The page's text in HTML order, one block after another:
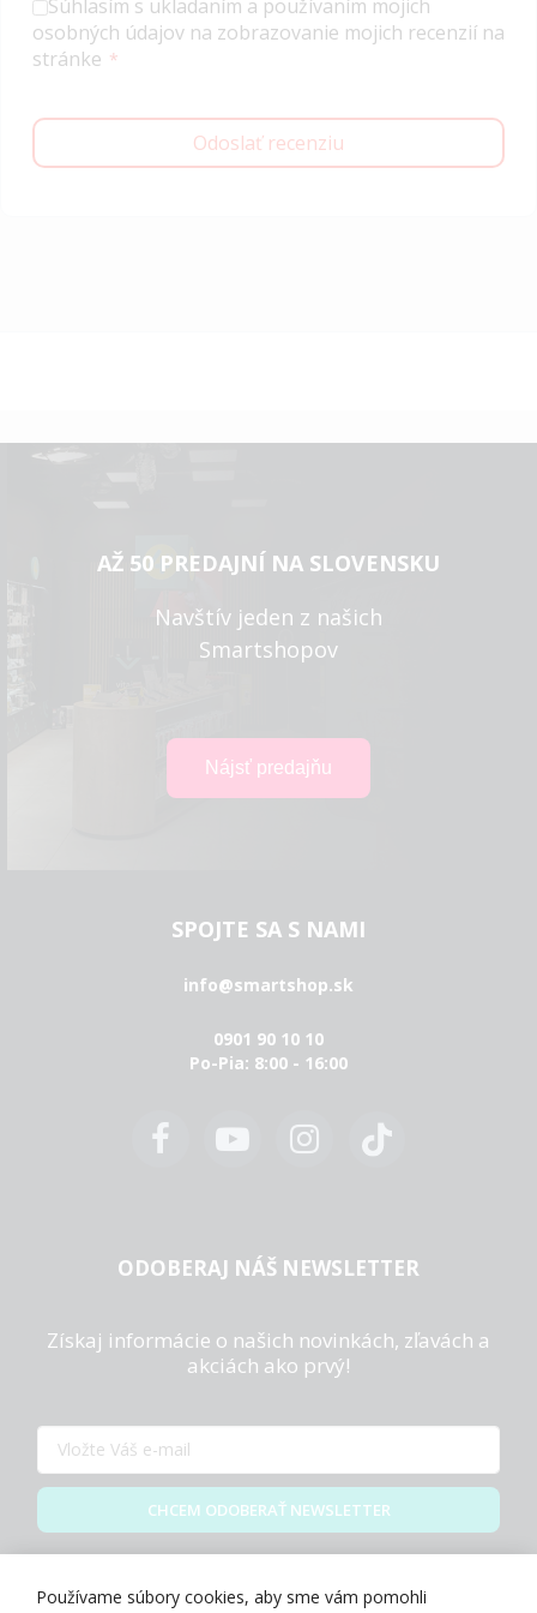
Súhlasím s ukladaním a používaním mojich
osobných údajov na zobrazovanie mojich recenzií na
stránke
Odoslať recenziu
AŽ 50 PREDAJNÍ NA SLOVENSKU
Navštív jeden z našich
Smartshopov
SPOJTE SA S NAMI
info@smartshop.sk
0901 90 10 10
Po-Pia: 8:00 - 16:00
ODOBERAJ NÁŠ NEWSLETTER
Získaj informácie o našich novinkách, zľavách a
akciách ako prvý!
CHCEM ODOBERAŤ NEWSLETTER
Používame súbory cookies, aby sme vám pomohli